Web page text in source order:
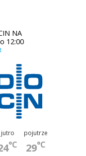
NA
12:00
jutro
°C
pojutrze
29°C